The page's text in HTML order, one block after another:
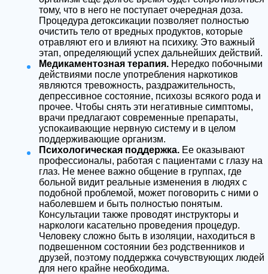
тому, что в него не поступает очередная доза.
Процедура детоксикации позволяет полностью
очистить тело от вредных продуктов, которые
отравляют его и влияют на психику. Это важный
этап, определяющий успех дальнейших действий.
Медикаментозная терапия. Нередко побочными
действиями после употребления наркотиков
являются тревожность, раздражительность,
депрессивное состояние, психозы всякого рода и
прочее. Чтобы снять эти негативные симптомы,
врачи предлагают современные препараты,
успокаивающие нервную систему и в целом
поддерживающие организм.
Психологическая поддержка. Ее оказывают
профессионалы, работая с пациентами с глазу на
глаз. Не менее важно общение в группах, где
больной видит реальные изменения в людях с
подобной проблемой, может поговорить с ними о
наболевшем и быть полностью понятым.
Консультации также проводят инструкторы и
наркологи касательно проведения процедур.
Человеку сложно быть в изоляции, находиться в
подвешенном состоянии без родственников и
друзей, поэтому поддержка сочувствующих людей
для него крайне необходима.